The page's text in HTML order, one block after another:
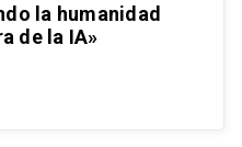
la humanidad
de la IA»